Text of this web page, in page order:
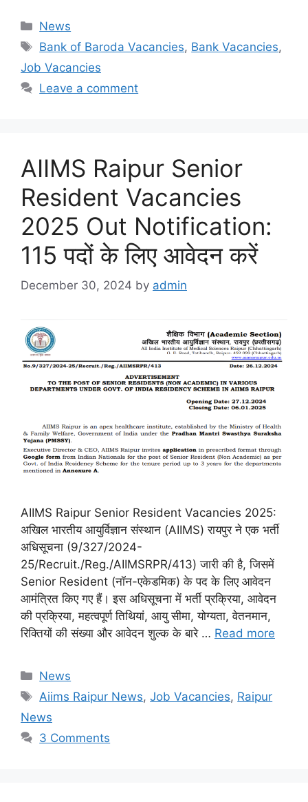
Categories
News
Tags
Bank of Baroda Vacancies, Bank Vacancies,
Job Vacancies
Leave a comment
AIIMS Raipur Senior
Resident Vacancies
2025 Out Notification:
115 पदों के लिए आवेदन करें
December 30, 2024 by admin
AIIMS Raipur Senior Resident Vacancies 2025:
अखिल भारतीय आयुर्विज्ञान संस्थान (AIIMS) रायपुर ने एक भर्ती
अधिसूचना (9/327/2024-
25/Recruit./Reg./AIIMSRPR/413) जारी की है, जिसमें
Senior Resident (नॉन-एकेडमिक) के पद के लिए आवेदन
आमंत्रित किए गए हैं। इस अधिसूचना में भर्ती प्रक्रिया, आवेदन
की प्रक्रिया, महत्वपूर्ण तिथियां, आयु सीमा, योग्यता, वेतनमान,
रिक्तियों की संख्या और आवेदन शुल्क के बारे … Read more
Categories
News
Tags
Aiims Raipur News,Job Vacancies, Raipur
News
3 Comments